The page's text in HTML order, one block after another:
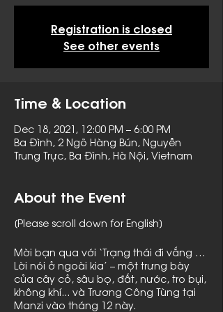
Registration is closed
See other events
Time & Location
Dec 18, 2021, 12:00 PM – 6:00 PM
Ba Đình, 2 Ngõ Hàng Bún, Nguyễn
Trung Trực, Ba Đình, Hà Nội, Vietnam
About the Event
[Please scroll down for English]
Mời bạn qua với ‘Trạng thái đi vắng …
Lời nói ở ngoài kia’ – một trưng bày
của cây cỏ, sâu bọ, đất, nước, tro bụi,
không khí... và Trương Công Tùng tại
Manzi vào tháng 12 này.